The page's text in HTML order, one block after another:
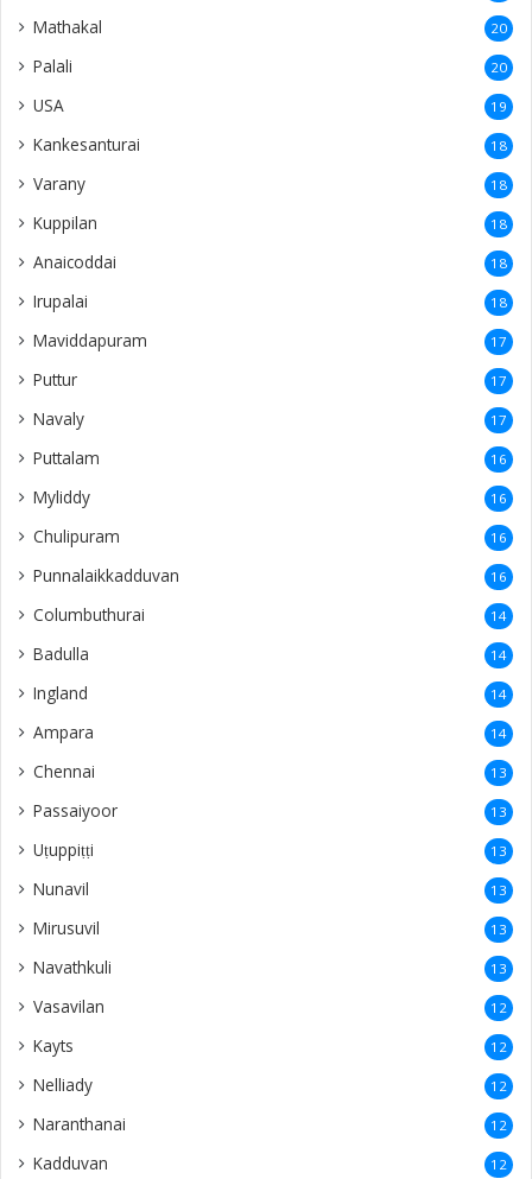
Mathakal 20
Palali 20
USA 19
Kankesanturai 18
Varany 18
Kuppilan 18
Anaicoddai 18
Irupalai 18
Maviddapuram 17
Puttur 17
Navaly 17
Puttalam 16
Myliddy 16
Chulipuram 16
Punnalaikkadduvan 16
Columbuthurai 14
Badulla 14
Ingland 14
Ampara 14
Chennai 13
Passaiyoor 13
Uṭuppiṭṭi 13
Nunavil 13
Mirusuvil 13
Navathkuli 13
Vasavilan 12
Kayts 12
Nelliady 12
Naranthanai 12
Kadduvan 12